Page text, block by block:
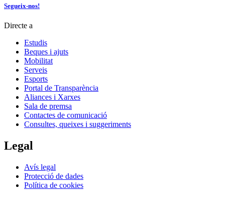
Segueix-nos!
Directe a
Estudis
Beques i ajuts
Mobilitat
Serveis
Esports
Portal de Transparència
Aliances i Xarxes
Sala de premsa
Contactes de comunicació
Consultes, queixes i suggeriments
Legal
Avís legal
Protecció de dades
Política de cookies